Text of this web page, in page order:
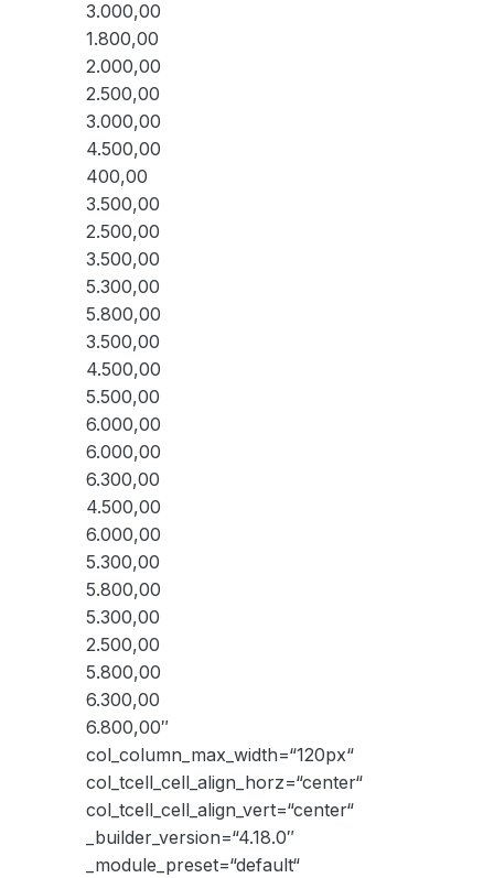
3.000,00
1.800,00
2.000,00
2.500,00
3.000,00
4.500,00
400,00
3.500,00
2.500,00
3.500,00
5.300,00
5.800,00
3.500,00
4.500,00
5.500,00
6.000,00
6.000,00
6.300,00
4.500,00
6.000,00
5.300,00
5.800,00
5.300,00
2.500,00
5.800,00
6.300,00
6.800,00″
col_column_max_width=“120px“
col_tcell_cell_align_horz=“center“
col_tcell_cell_align_vert=“center“
_builder_version=“4.18.0″
_module_preset=“default“